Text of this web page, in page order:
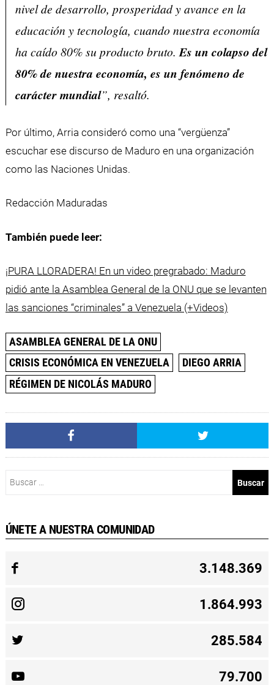
nivel de desarrollo, prosperidad y avance en la
educación y tecnología, cuando nuestra economía
ha caído 80% su producto bruto. Es un colapso del
80% de nuestra economía, es un fenómeno de
carácter mundial”, resaltó.
Por último, Arria consideró como una “vergüenza”
escuchar ese discurso de Maduro en una organización
como las Naciones Unidas.
Redacción Maduradas
También puede leer:
¡PURA LLORADERA! En un video pregrabado: Maduro
pidió ante la Asamblea General de la ONU que se levanten
las sanciones “criminales” a Venezuela (+Videos)
ASAMBLEA GENERAL DE LA ONU
CRISIS ECONÓMICA EN VENEZUELA
DIEGO ARRIA
RÉGIMEN DE NICOLÁS MADURO
ÚNETE A NUESTRA COMUNIDAD
3.148.369
1.864.993
285.584
79.700